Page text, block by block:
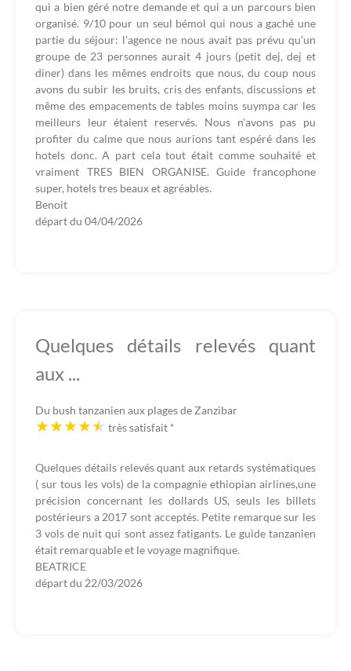
qui a bien géré notre demande et qui a un parcours bien
organisé. 9/10 pour un seul bémol qui nous a gaché une
partie du séjour: l'agence ne nous avait pas prévu qu'un
groupe de 23 personnes aurait 4 jours (petit dej, dej et
diner) dans les mêmes endroits que nous, du coup nous
avons du subir les bruits, cris des enfants, discussions et
même des empacements de tables moins suympa car les
meilleurs leur étaient reservés. Nous n'avons pas pu
profiter du calme que nous aurions tant espéré dans les
hotels donc. A part cela tout était comme souhaité et
vraiment TRES BIEN ORGANISE. Guide francophone
super, hotels tres beaux et agréables.
Benoit
départ du 04/04/2026
Quelques détails relevés quant
aux ...
Du bush tanzanien aux plages de Zanzibar
très satisfait *
Quelques détails relevés quant aux retards systématiques
( sur tous les vols) de la compagnie ethiopian airlines,une
précision concernant les dollards US, seuls les billets
postérieurs a 2017 sont acceptés. Petite remarque sur les
3 vols de nuit qui sont assez fatigants. Le guide tanzanien
était remarquable et le voyage magnifique.
BEATRICE
départ du 22/03/2026